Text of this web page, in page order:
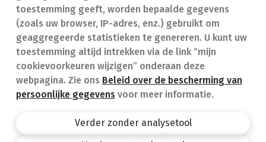
toestemming geeft, worden bepaalde gegevens
(zoals uw browser, IP-adres, enz.) gebruikt om
geaggregeerde statistieken te genereren. U kunt uw
toestemming altijd intrekken via de link “mijn
cookievoorkeuren wijzigen” onderaan deze
webpagina. Zie ons Beleid over de bescherming van
persoonlijke gegevens voor meer informatie.
Verder zonder analysetool
Ziekten
Geneesmiddelen
Veelgestelde vragen
(FAQ)
Apotheek.be
Privacy policy
Algemene voorwaarden